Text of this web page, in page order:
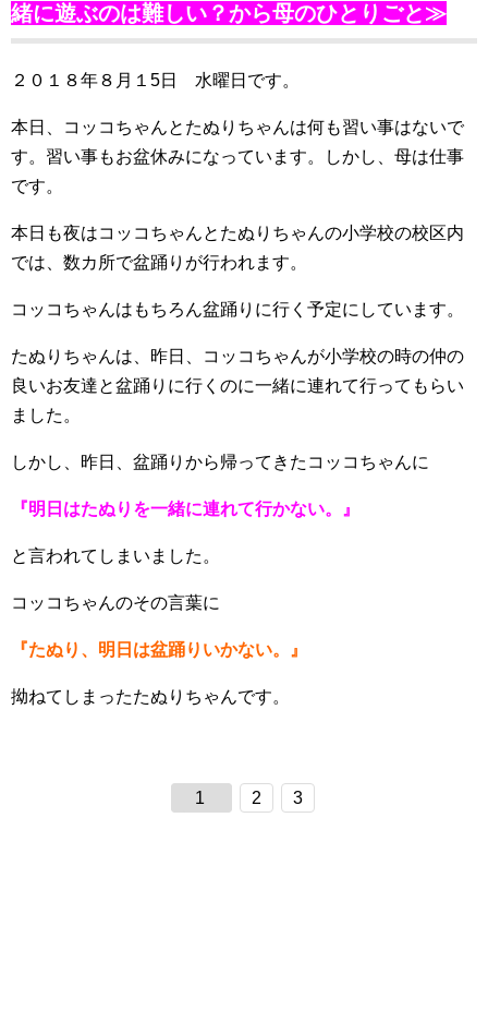
緒に遊ぶのは難しい？から母のひとりごと≫
２０１８年８月１5日 水曜日です。
本日、コッコちゃんとたぬりちゃんは何も習い事はないで
す。習い事もお盆休みになっています。しかし、母は仕事
です。
本日も夜はコッコちゃんとたぬりちゃんの小学校の校区内
では、数カ所で盆踊りが行われます。
コッコちゃんはもちろん盆踊りに行く予定にしています。
たぬりちゃんは、昨日、コッコちゃんが小学校の時の仲の
良いお友達と盆踊りに行くのに一緒に連れて行ってもらい
ました。
しかし、昨日、盆踊りから帰ってきたコッコちゃんに
『明日はたぬりを一緒に連れて行かない。』
と言われてしまいました。
コッコちゃんのその言葉に
『たぬり、明日は盆踊りいかない。』
拗ねてしまったたぬりちゃんです。
1 2 3